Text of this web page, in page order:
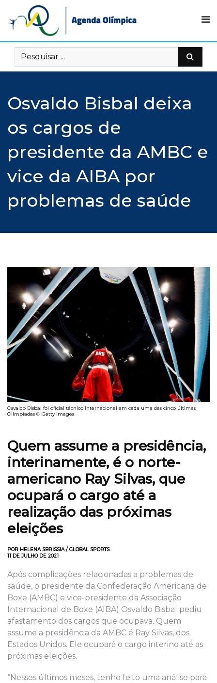
content
Osvaldo Bisbal deixa
os cargos de
presidente da AMBC e
vice da AIBA por
problemas de saúde
Osvaldo Bisbal foi oficial técnico internacional em cada uma das cinco últimas
Olimpíadas © Getty Images
Quem assume a presidência,
interinamente, é o norte-
americano Ray Silvas, que
ocupará o cargo até a
realização das próximas
eleições
POR HELENA SBRISSIA / GLOBAL SPORTS
11 DE JULHO DE 2021
Após complicações relacionadas a problemas de
saúde, o presidente da Confederação Americana de
Boxe (AMBC) e vice-presidente da Associação
Internacional de Boxe (AIBA) Osvaldo Bisbal pediu
afastamento dos cargos que ocupava. Quem
assume a presidência da AMBC é Ray Silvas, dos
Estados Unidos. Ele ocupará o cargo interino até as
próximas eleições.
“Nesses últimos meses, tenho feito uma análise para